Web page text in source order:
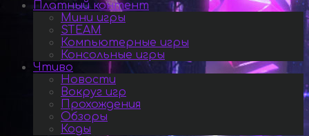
Платный контент
Мини игры
STEAM
Компьютерные игры
Консольные игры
Чтиво
Новости
Вокруг игр
Прохождения
Обзоры
Коды